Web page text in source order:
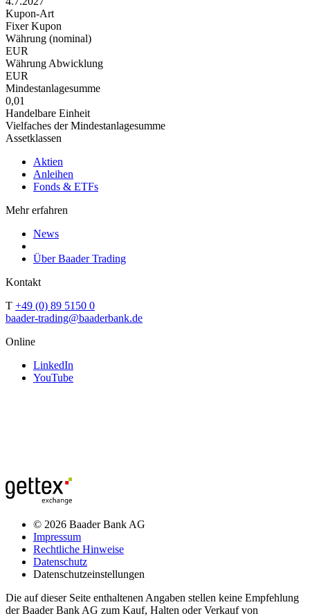
Kupon-Art
Fixer Kupon
Währung (nominal)
EUR
Währung Abwicklung
EUR
Mindestanlagesumme
0,01
Handelbare Einheit
Vielfaches der Mindestanlagesumme
Assetklassen
Aktien
Anleihen
Fonds & ETFs
Mehr erfahren
News
Über Baader Trading
Kontakt
T +49 (0) 89 5150 0
baader-trading@baaderbank.de
Online
LinkedIn
YouTube
© 2026 Baader Bank AG
Impressum
Rechtliche Hinweise
Datenschutz
Datenschutzeinstellungen
Die auf dieser Seite enthaltenen Angaben stellen keine Empfehlung
der Baader Bank AG zum Kauf, Halten oder Verkauf von